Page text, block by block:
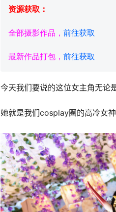
资源获取：
全部摄影作品， 前往获取
最新作品打包， 前往获取
今天我们要说的这位女主角无论
她就是我们cosplay圈的高冷女